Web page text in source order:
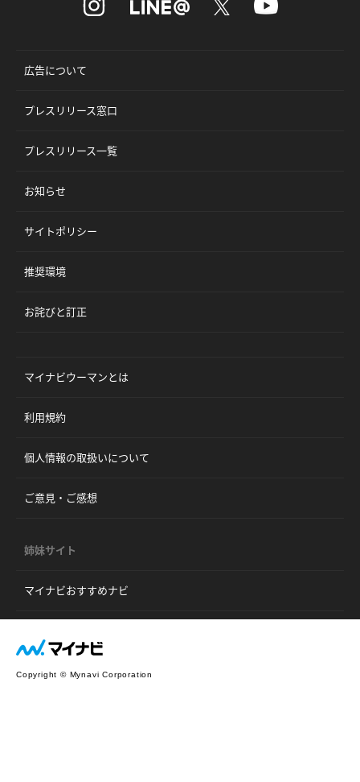
広告について
プレスリリース窓口
プレスリリース一覧
お知らせ
サイトポリシー
推奨環境
お詫びと訂正
マイナビウーマンとは
利用規約
個人情報の取扱いについて
ご意見・ご感想
姉妹サイト
マイナビおすすめナビ
Copyright © Mynavi Corporation